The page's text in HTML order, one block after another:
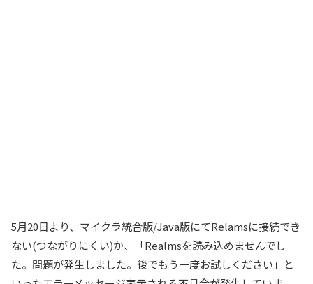
5月20日より、マイクラ統合版/Java版にてRelamsに接続でき
ない(つながりにくい)か、「Realmsを読み込めませんでし
た。問題が発生しました。後でもう一度お試しください」と